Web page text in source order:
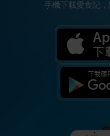
手機下載愛食記，